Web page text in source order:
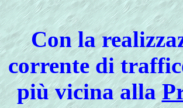
Con la
corrente di
più vicina alla